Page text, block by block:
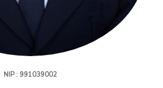
NIP : 991039002